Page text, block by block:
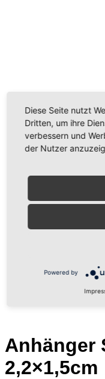
Wir verwenden
Videoinhalte
zu Ihren Aktivitäten
durch und
um
Anhänger
2,2×1,5cm
Diese Seite nutzt
Dritten, um ihre
verbessern und
der Nutzer
Powered by